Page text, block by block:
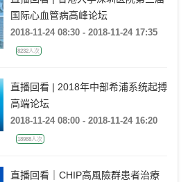
国际心血管病高峰论坛
2018-11-24 08:30 - 2018-11-24 17:35
8232人次
直播回看 | 2018年中部希浦系统起搏
高端论坛
2018-11-24 08:00 - 2018-11-24 16:20
18988人次
直播回看｜CHIP高風險群患者治療